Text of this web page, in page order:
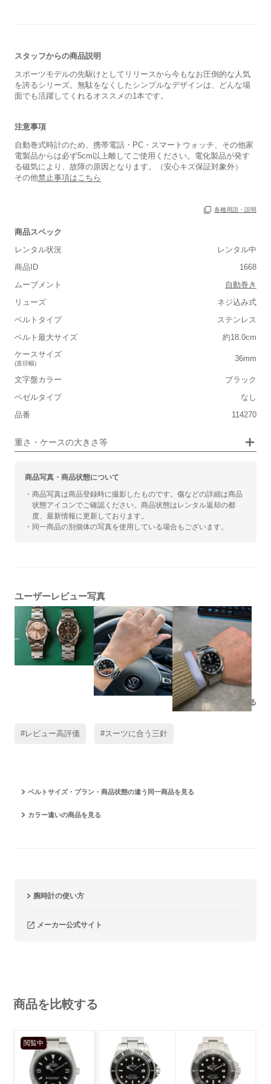
スタッフからの商品説明
スポーツモデルの先駆けとしてリリースから今もなお圧倒的な人気
を誇るシリーズ。無駄をなくしたシンプルなデザインは、どんな場
面でも活躍してくれるオススメの1本です。
注意事項
自動巻式時計のため、携帯電話・PC・スマートウォッチ、その他家
電製品からは必ず5cm以上離してご使用ください。電化製品が発す
る磁気により、故障の原因となります。（安心キズ保証対象外）
その他禁止事項はこちら
各種用語・説明
商品スペック
レンタル状況
レンタル中
商品ID
1668
ムーブメント
自動巻き
リューズ
ネジ込み式
ベルトタイプ
ステンレス
ベルト最大サイズ
約18.0cm
ケースサイズ
(直径幅)
36mm
文字盤カラー
ブラック
ベゼルタイプ
なし
品番
114270
重さ・ケースの大きさ等
■重さ(ベルト込み)
■ケースの大きさ
小さい 大きい
■装飾感
■向いているシチュエーション
カジュアル
商品写真・商品状態について
・商品写真は商品登録時に撮影したものです。傷などの詳細は商品
状態アイコンでご確認ください。商品状態はレンタル返却の都
度、最新情報に更新しております。
・同一商品の別個体の写真を使用している場合もございます。
ユーザーレビュー写真
残りの写真もみる
#レビュー高評価 #スーツに合う三針
ベルトサイズ・プラン・商品状態の違う同一商品を見る
カラー違いの商品を見る
腕時計の使い方
メーカー公式サイト
商品を比較する
閲覧中